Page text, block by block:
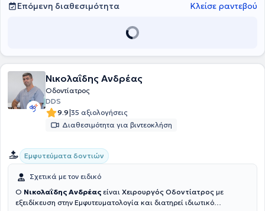
Resuscitation Council, διασφαλίζοντας υψηλά πρότυπα ασφάλειας
Επόμενη διαθεσιμότητα
Κλείσε ραντεβού
Νικολαΐδης Ανδρέας
Οδοντίατρος
DDS
9.9|35 αξιολογήσεις
Διαθεσιμότητα για βιντεοκλήση
Εμφυτεύματα δοντιών
Σχετικά με τον ειδικό
Ο Νικολαΐδης Ανδρέας είναι Χειρουργός Οδοντίατρος με
εξειδίκευση στην Εμφυτευματολογία και διατηρεί ιδιωτικό